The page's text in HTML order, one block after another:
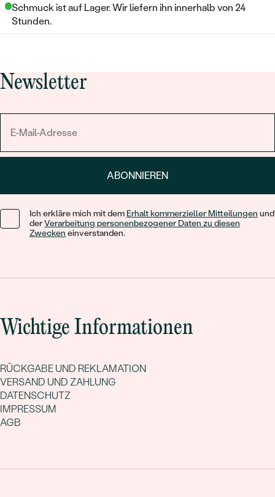
Schmuck ist auf Lager. Wir liefern ihn innerhalb von 24
Stunden.
Newsletter
ABONNIEREN
Ich erkläre mich mit dem Erhalt kommerzieller Mitteilungen und
derVerarbeitung personenbezogener Daten zu diesen
Zwecken einverstanden.
Wichtige Informationen
RÜCKGABE UND REKLAMATION
VERSAND UND ZAHLUNG
DATENSCHUTZ
IMPRESSUM
AGB